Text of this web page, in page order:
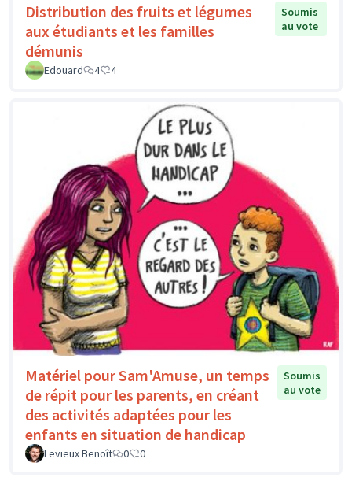
Distribution des fruits et légumes
aux étudiants et les familles
démunis
Soumis
au vote
Edouard 4 4
Matériel pour Sam'Amuse, un temps
de répit pour les parents, en créant
des activités adaptées pour les
enfants en situation de handicap
Soumis
au vote
Levieux Benoît 0 0